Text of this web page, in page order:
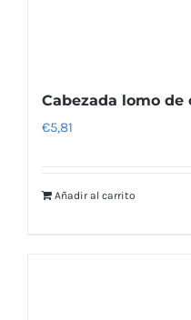
Cabezada lomo de
€5,81
Añadir al carrito